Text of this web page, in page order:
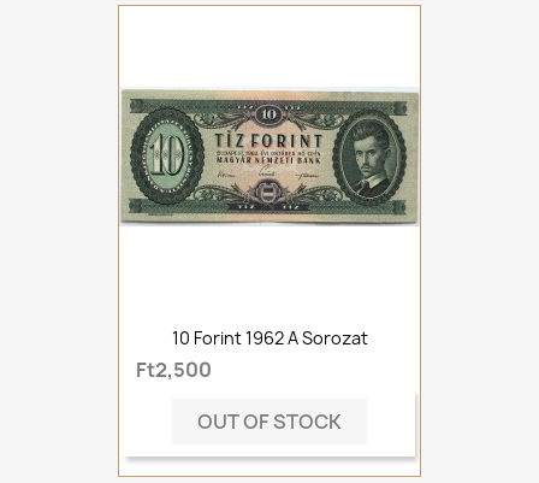
10 Forint 1962 A Sorozat
Ft2,500
OUT OF STOCK